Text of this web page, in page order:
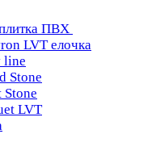
ПВХ
LVT елочка
line
Stone
LVT